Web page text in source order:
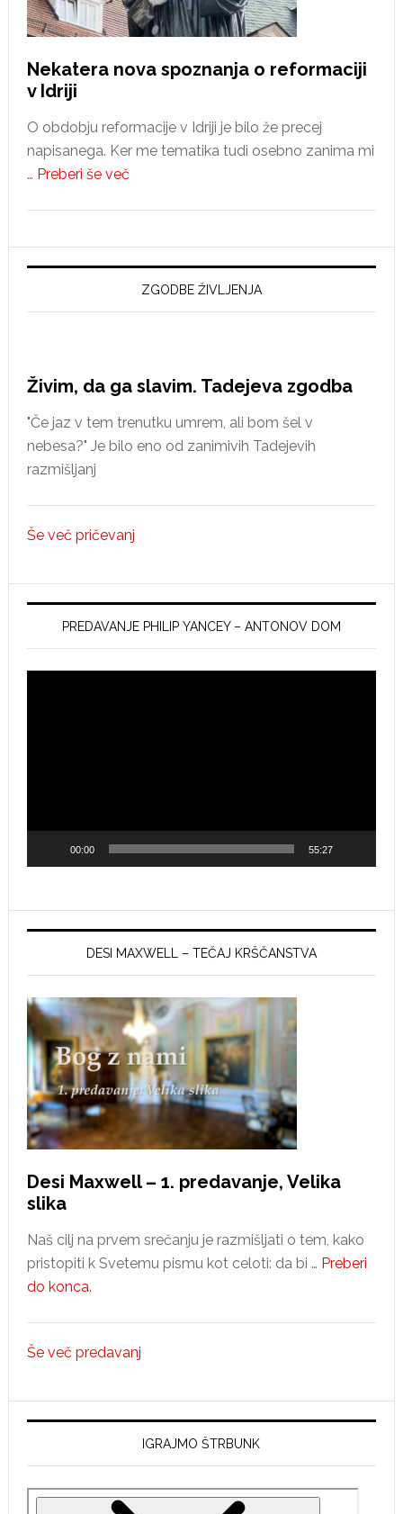
Nekatera nova spoznanja o reformaciji
v Idriji
O obdobju reformacije v Idriji je bilo že precej
napisanega. Ker me tematika tudi osebno zanima mi
… Preberi še večabout
spoznanja
o
reformaciji
v
ZGODBE ŽIVLJENJA
Živim, da ga slavim. Tadejeva zgodba
"Če jaz v tem trenutku umrem, ali bom šel v
nebesa?" Je bilo eno od zanimivih Tadejevih
razmišljanj
Še več pričevanj
PREDAVANJE PHILIP YANCEY – ANTONOV DOM
00:00 55:27
DESI MAXWELL – TEČAJ KRŠČANSTVA
Desi Maxwell – 1. predavanje, Velika
slika
Naš cilj na prvem srečanju je razmišljati o tem, kako
pristopiti k Svetemu pismu kot celoti: da bi … Preberi
do konca.about
–
predavanje,
Velika
Še več predavanj
IGRAJMO ŠTRBUNK